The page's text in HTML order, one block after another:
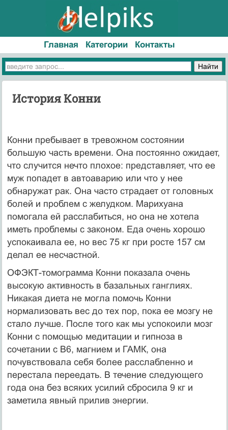
Главная Категории Контакты
История Конни
Конни пребывает в тревожном состоянии
большую часть времени. Она постоянно ожидает,
что случится нечто плохое: представляет, что ее
муж попадет в автоаварию или что у нее
обнаружат рак. Она часто страдает от головных
болей и проблем с желудком. Марихуана
помогала ей расслабиться, но она не хотела
иметь проблемы с законом. Еда очень хорошо
успокаивала ее, но вес 75 кг при росте 157 см
делал ее несчастной.
ОФЭКТ-томограмма Конни показала очень
высокую активность в базальных ганглиях.
Никакая диета не могла помочь Конни
нормализовать вес до тех пор, пока ее мозгу не
стало лучше. После того как мы успокоили мозг
Конни с помощью медитации и гипноза в
сочетании с В6, магнием и ГАМК, она
почувствовала себя более расслабленно и
перестала переедать. В течение следующего
года она без всяких усилий сбросила 9 кг и
заметила явный прилив энергии.